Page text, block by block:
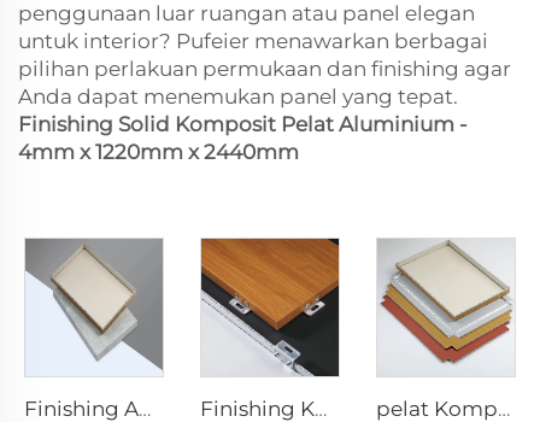
penggunaan luar ruangan atau panel elegan
untuk interior? Pufeier menawarkan berbagai
pilihan perlakuan permukaan dan finishing agar
Anda dapat menemukan panel yang tepat.
Finishing Solid Komposit Pelat Aluminium -
4mm x 1220mm x 2440mm
Finishing ACP Batu - 4mmx1220mm x 2440mm Finishing Komposit Papan ACP Kayu - 4mm x 1220mm x 2440mm pelat Komposit Aluminium 4mm - 4mm 1220mm x 2440mm (122cm x 244cm)